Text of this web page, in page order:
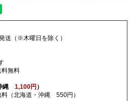
送（※木曜日を除く）
料無料
沖縄1,100円 ）
（北海道・沖縄 550円）